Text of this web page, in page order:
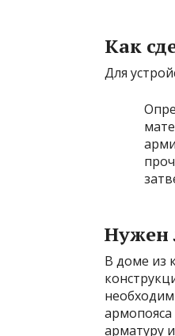
Как
Для
Нужен
В доме из
арматуру